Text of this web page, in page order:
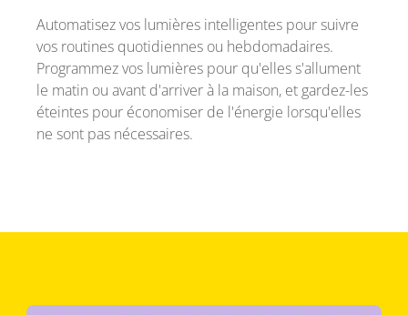
Automatisez vos lumières intelligentes pour suivre
vos routines quotidiennes ou hebdomadaires.
Programmez vos lumières pour qu'elles s'allument
le matin ou avant d'arriver à la maison, et gardez-les
éteintes pour économiser de l'énergie lorsqu'elles
ne sont pas nécessaires.